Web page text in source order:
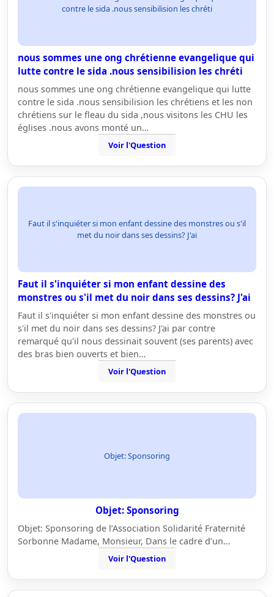
contre le sida .nous sensibilision les chréti
nous sommes une ong chrétienne evangelique qui
lutte contre le sida .nous sensibilision les chréti
nous sommes une ong chrétienne evangelique qui lutte
contre le sida .nous sensibilision les chrétiens et les non
chrétiens sur le fleau du sida ,nous visitons les CHU les
églises .nous avons monté un…
Voir l'Question
Faut il s'inquiéter si mon enfant dessine des monstres ou s'il
met du noir dans ses dessins? J'ai
Faut il s'inquiéter si mon enfant dessine des
monstres ou s'il met du noir dans ses dessins? J'ai
Faut il s'inquiéter si mon enfant dessine des monstres ou
s'il met du noir dans ses dessins? J'ai par contre
remarqué qu'il nous dessinait souvent (ses parents) avec
des bras bien ouverts et bien…
Voir l'Question
Objet: Sponsoring
Objet: Sponsoring
Objet: Sponsoring de l’Association Solidarité Fraternité
Sorbonne Madame, Monsieur, Dans le cadre d’un…
Voir l'Question